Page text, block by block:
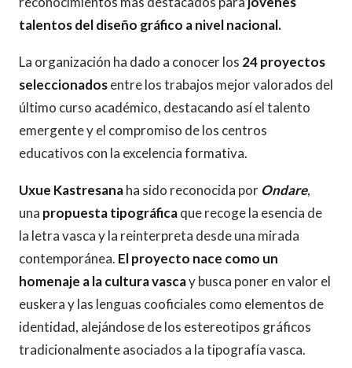
talentos del diseño gráfico a nivel nacional.
La organización ha dado a conocer los 24 proyectos
seleccionadosentre los trabajos mejor valorados del
último curso académico, destacando así el talento
emergente y el compromiso de los centros
educativos con la excelencia formativa.
Uxue Kastresanaha sido reconocida porOndare,
una propuesta tipográficaque recoge la esencia de
la letra vasca y la reinterpreta desde una mirada
contemporánea. El proyecto nace como un
homenaje a la cultura vascay busca poner en valor el
euskera y las lenguas cooficiales como elementos de
identidad, alejándose de los estereotipos gráficos
tradicionalmente asociados a la tipografía vasca.